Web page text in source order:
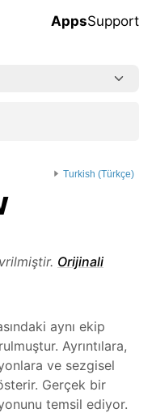
AppsSupport
Turkish (Türkçe)
Orijinali
aynı ekip
Ayrıntılara,
ve sezgisel
Gerçek bir
temsil ediyor.